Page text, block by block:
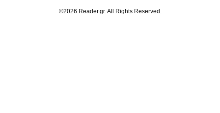
©2026 Reader.gr. All Rights Reserved.